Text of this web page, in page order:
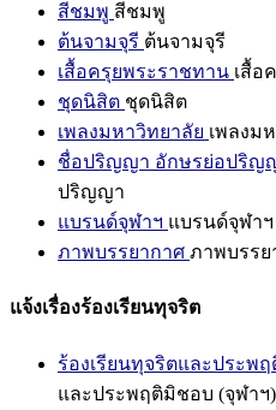
สีชมพู สีชมพู
ต้นจามจุรี ต้นจามจุรี
เสื้อครุยพระราชทาน เสื้อ
ชุดนิสิต ชุดนิสิต
เพลงมหาวิทยาลัย เพลงม
ชื่อปริญญา อักษรย่อปริญ
ปริญญา
แบรนด์จุฬาฯ แบรนด์จุฬาฯ
ภาพบรรยากาศ ภาพบรรย
แจ้งเรื่องร้องเรียนทุจริต
ร้องเรียนทุจริตและประพ
และประพฤติมิชอบ (จุฬาฯ)